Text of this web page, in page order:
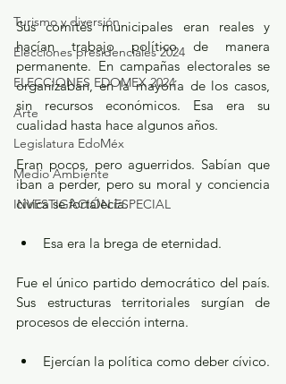
Turismo y diversión
Elecciones presidenciales 2024
ELECCIONES EDOMEX 2024
Arte
Legislatura EdoMéx
Medio Ambiente
INVESTIGACIÓN ESPECIAL
Sus comités municipales eran reales y
hacían trabajo político de manera
permanente. En campañas electorales se
organizaban, en la mayoría de los casos,
sin recursos económicos. Esa era su
cualidad hasta hace algunos años.
Eran pocos, pero aguerridos. Sabían que
iban a perder, pero su moral y conciencia
cívica se fortalecía.
Esa era la brega de eternidad.
Fue el único partido democrático del país.
Sus estructuras territoriales surgían de
procesos de elección interna.
Ejercían la política como deber cívico.